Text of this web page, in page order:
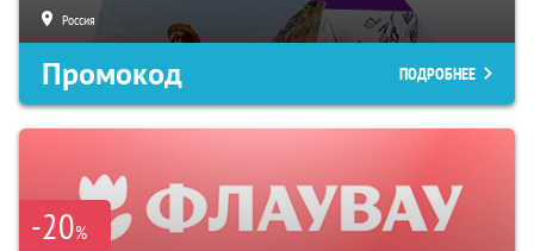
Россия
Промокод ПОДРОБНЕЕ
-20%